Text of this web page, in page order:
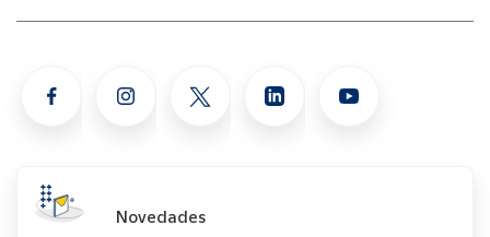
Novedades